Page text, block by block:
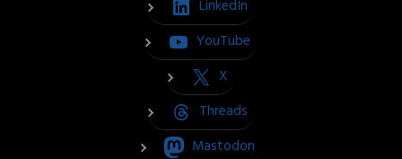
LinkedIn
YouTube
X
Threads
Mastodon